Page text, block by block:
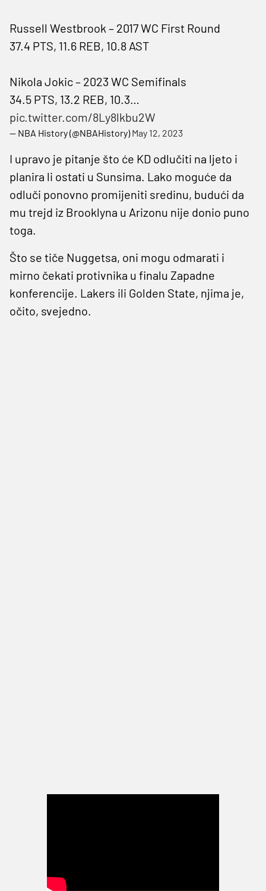
Russell Westbrook – 2017 WC First Round
37.4 PTS, 11.6 REB, 10.8 AST
Nikola Jokic – 2023 WC Semifinals
34.5 PTS, 13.2 REB, 10.3…
pic.twitter.com/8Ly8lkbu2W
— NBA History (@NBAHistory)May 12, 2023
I upravo je pitanje što će KD odlučiti na ljeto i
planira li ostati u Sunsima. Lako moguće da
odluči ponovno promijeniti sredinu, budući da
mu trejd iz Brooklyna u Arizonu nije donio puno
toga.
Što se tiče Nuggetsa, oni mogu odmarati i
mirno čekati protivnika u finalu Zapadne
konferencije. Lakers ili Golden State, njima je,
očito, svejedno.